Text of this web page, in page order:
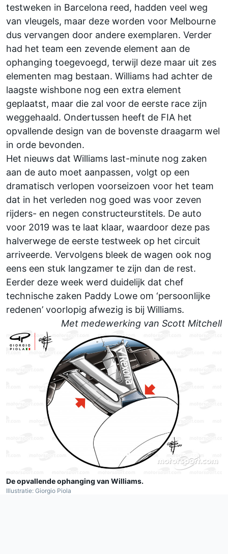
testweken in Barcelona reed, hadden veel weg
van vleugels, maar deze worden voor Melbourne
dus vervangen door andere exemplaren. Verder
had het team een zevende element aan de
ophanging toegevoegd, terwijl deze maar uit zes
elementen mag bestaan. Williams had achter de
laagste wishbone nog een extra element
geplaatst, maar die zal voor de eerste race zijn
weggehaald. Ondertussen heeft de FIA het
opvallende design van de bovenste draagarm wel
in orde bevonden.
Het nieuws dat Williams last-minute nog zaken
aan de auto moet aanpassen, volgt op een
dramatisch verlopen voorseizoen voor het team
dat in het verleden nog goed was voor zeven
rijders- en negen constructeurstitels. De auto
voor 2019 was te laat klaar, waardoor deze pas
halverwege de eerste testweek op het circuit
arriveerde. Vervolgens bleek de wagen ook nog
eens een stuk langzamer te zijn dan de rest.
Eerder deze week werd duidelijk dat chef
technische zaken Paddy Lowe om ‘persoonlijke
redenen’ voorlopig afwezig is bij Williams.
Met medewerking van Scott Mitchell
De opvallende ophanging van Williams.
Illustratie: Giorgio Piola